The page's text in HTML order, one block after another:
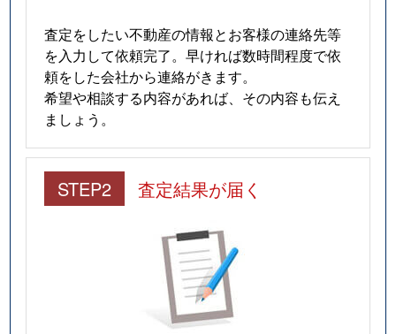
査定をしたい不動産の情報とお客様の連絡先等
を入力して依頼完了。早ければ数時間程度で依
頼をした会社から連絡がきます。
希望や相談する内容があれば、その内容も伝え
ましょう。
STEP2 査定結果が届く